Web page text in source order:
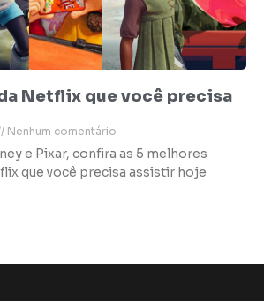
Netflix que você precisa
Nenhum comentário
e Pixar, confira as 5 melhores
que você precisa assistir hoje